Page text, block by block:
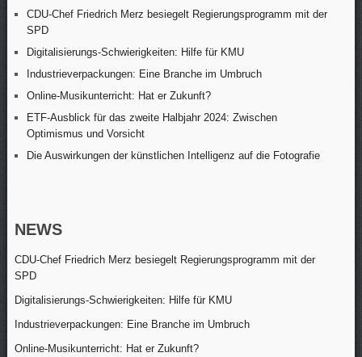
CDU-Chef Friedrich Merz besiegelt Regierungsprogramm mit der
SPD
Digitalisierungs-Schwierigkeiten: Hilfe für KMU
Industrieverpackungen: Eine Branche im Umbruch
Online-Musikunterricht: Hat er Zukunft?
ETF-Ausblick für das zweite Halbjahr 2024: Zwischen
Optimismus und Vorsicht
Die Auswirkungen der künstlichen Intelligenz auf die Fotografie
NEWS
CDU-Chef Friedrich Merz besiegelt Regierungsprogramm mit der
SPD
Digitalisierungs-Schwierigkeiten: Hilfe für KMU
Industrieverpackungen: Eine Branche im Umbruch
Online-Musikunterricht: Hat er Zukunft?